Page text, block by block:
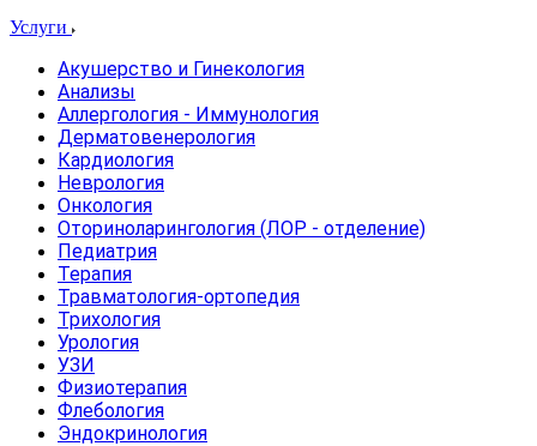
Услуги
Акушерство и Гинекология
Анализы
Аллергология - Иммунология
Дерматовенерология
Кардиология
Неврология
Онкология
Оториноларингология (ЛОР - отделение)
Педиатрия
Терапия
Травматология-ортопедия
Трихология
Урология
УЗИ
Физиотерапия
Флебология
Эндокринология